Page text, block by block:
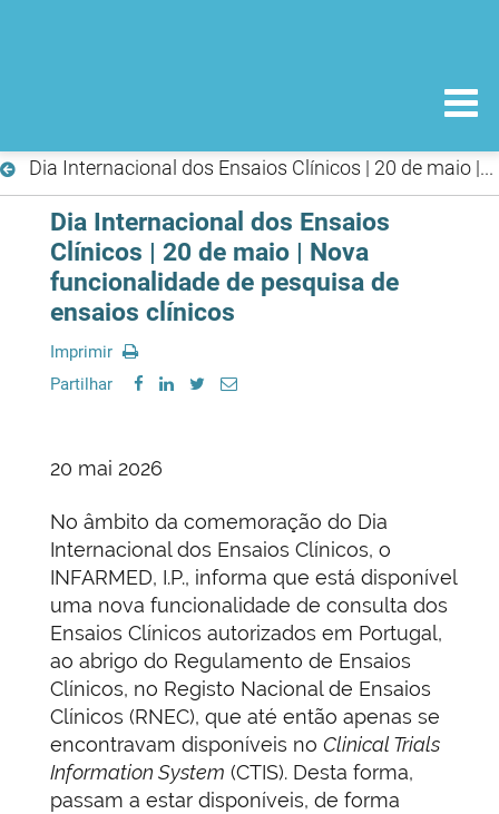
Dia Internacional dos Ensaios Clínicos | 20 de maio | Nova funcionalidade de pesquisa de ensaios clínicos
Dia Internacional dos Ensaios
Clínicos | 20 de maio | Nova
funcionalidade de pesquisa de
ensaios clínicos
Imprimir
Partilhar
20 mai 2026
No âmbito da comemoração do Dia
Internacional dos Ensaios Clínicos, o
INFARMED, I.P., informa que está disponível
uma nova funcionalidade de consulta dos
Ensaios Clínicos autorizados em Portugal,
ao abrigo do Regulamento de Ensaios
Clínicos, no Registo Nacional de Ensaios
Clínicos (RNEC), que até então apenas se
encontravam disponíveis no Clinical Trials
Information System (CTIS). Desta forma,
passam a estar disponíveis, de forma